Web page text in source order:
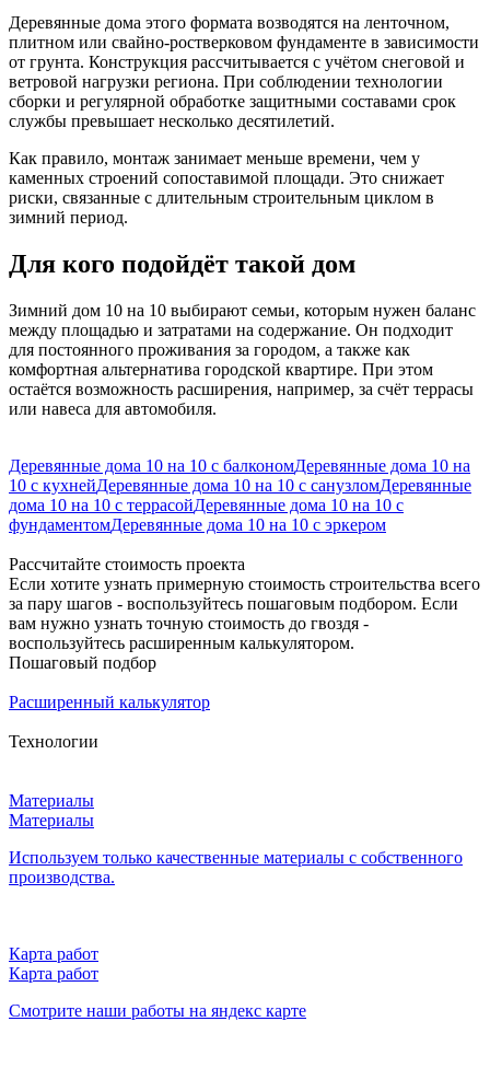
Деревянные дома этого формата возводятся на ленточном,
плитном или свайно-ростверковом фундаменте в зависимости
от грунта. Конструкция рассчитывается с учётом снеговой и
ветровой нагрузки региона. При соблюдении технологии
сборки и регулярной обработке защитными составами срок
службы превышает несколько десятилетий.
Как правило, монтаж занимает меньше времени, чем у
каменных строений сопоставимой площади. Это снижает
риски, связанные с длительным строительным циклом в
зимний период.
Для кого подойдёт такой дом
Зимний дом 10 на 10 выбирают семьи, которым нужен баланс
между площадью и затратами на содержание. Он подходит
для постоянного проживания за городом, а также как
комфортная альтернатива городской квартире. При этом
остаётся возможность расширения, например, за счёт террасы
или навеса для автомобиля.
Деревянные дома 10 на 10 с балкономДеревянные дома 10 на
10 с кухнейДеревянные дома 10 на 10 с санузломДеревянные
дома 10 на 10 с террасойДеревянные дома 10 на 10 с
фундаментомДеревянные дома 10 на 10 с эркером
Рассчитайте стоимость проекта
Если хотите узнать примерную стоимость строительства всего
за пару шагов - воспользуйтесь пошаговым подбором. Если
вам нужно узнать точную стоимость до гвоздя -
воспользуйтесь расширенным калькулятором.
Пошаговый подбор
Расширенный калькулятор
Технологии
Материалы
Материалы
Используем только качественные материалы с собственного
производства.
Карта работ
Карта работ
Смотрите наши работы на яндекс карте